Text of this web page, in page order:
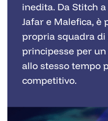
inedita. Da Stitch
Jafar e Malefica, è
propria squadra
principesse per
allo stesso tempo
competitivo.